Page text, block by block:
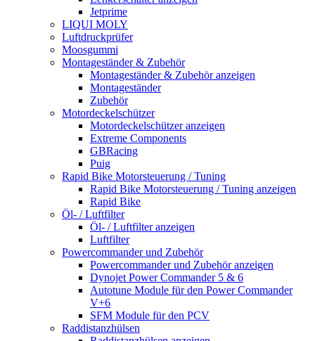
Jetprime
LIQUI MOLY
Luftdruckprüfer
Moosgummi
Montageständer & Zubehör
Montageständer & Zubehör anzeigen
Montageständer
Zubehör
Motordeckelschützer
Motordeckelschützer anzeigen
Extreme Components
GBRacing
Puig
Rapid Bike Motorsteuerung / Tuning
Rapid Bike Motorsteuerung / Tuning anzeigen
Rapid Bike
Öl- / Luftfilter
Öl- / Luftfilter anzeigen
Luftfilter
Powercommander und Zubehör
Powercommander und Zubehör anzeigen
Dynojet Power Commander 5 & 6
Autotune Module für den Power Commander
V+6
SFM Module für den PCV
Raddistanzhülsen